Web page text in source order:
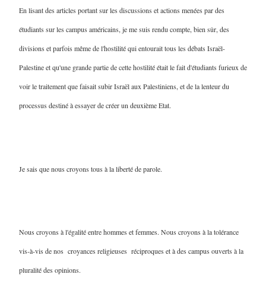
En lisant des articles portant sur les discussions et actions menées par des
étudiants sur les campus américains, je me suis rendu compte, bien sûr, des
divisions et parfois même de l'hostilité qui entourait tous les débats Israël-
Palestine et qu'une grande partie de cette hostilité était le fait d'étudiants furieux de
voir le traitement que faisait subir Israël aux Palestiniens, et de la lenteur du
processus destiné à essayer de créer un deuxième Etat.
Je sais que nous croyons tous à la liberté de parole.
Nous croyons à l'égalité entre hommes et femmes. Nous croyons à la tolérance
vis-à-vis de nos croyances religieuses réciproques et à des campus ouverts à la
pluralité des opinions.